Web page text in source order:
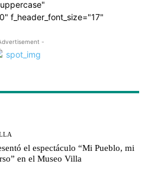
f_header_font_size="17"
-
el espectáculo “Mi Pueblo, mi
en el Museo Villa